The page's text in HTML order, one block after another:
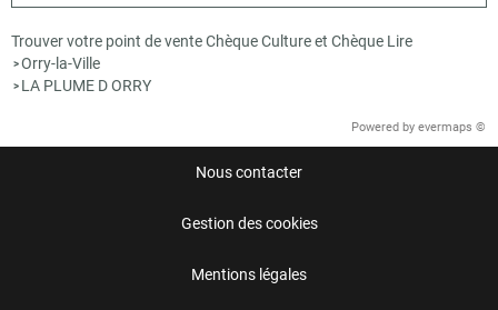
Trouver votre point de vente Chèque Culture et Chèque Lire
>Orry-la-Ville
> LA PLUME D ORRY
Powered by evermaps ©
Nous contacter
Gestion des cookies
Mentions légales